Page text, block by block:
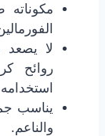
مكوناته
لا يصعد
روائح
يناسب
والناعم.